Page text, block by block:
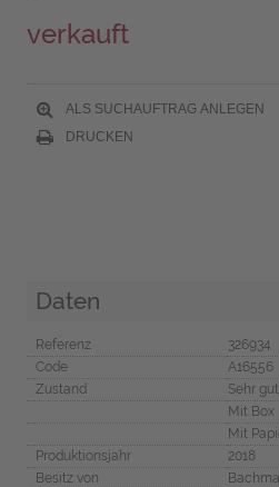
verkauft
ALS SUCHAUFTRAG ANLEGEN
DRUCKEN
Daten
Referenz
326934
Code
A16556
Zustand
Sehr gut
Mit Box
Mit
Produktionsjahr
2018
Besitz von